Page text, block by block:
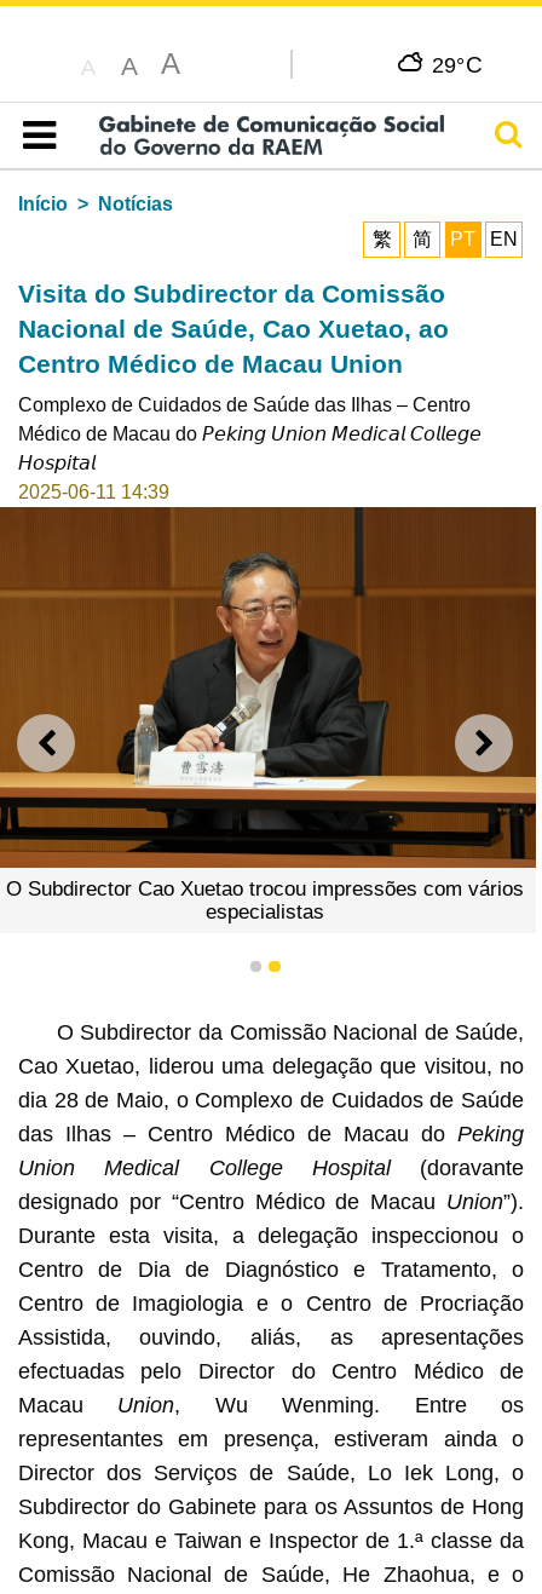
A A A 29°C
Índice
Início
Notícias
繁
简 PT EN
Visita do Subdirector da Comissão
Nacional de Saúde, Cao Xuetao, ao
Centro Médico de Macau Union
Complexo de Cuidados de Saúde das Ilhas – Centro
Médico de Macau do 𝘗𝘦𝘬𝘪𝘯𝘨 𝘜𝘯𝘪𝘰𝘯 𝘔𝘦𝘥𝘪𝘤𝘢𝘭 𝘊𝘰𝘭𝘭𝘦𝘨𝘦
𝘏𝘰𝘴𝘱𝘪𝘵𝘢𝘭
2025-06-11 14:39
ANTERIOR
O Subdirector Cao Xuetao trocou impressões com vários
especialistas
1 2
O Subdirector da Comissão Nacional de Saúde,
Cao Xuetao, liderou uma delegação que visitou, no
dia 28 de Maio, o Complexo de Cuidados de Saúde
das Ilhas – Centro Médico de Macau doPeking
Union Medical College Hospital(doravante
designado por “Centro Médico de Macau Union”).
Durante esta visita, a delegação inspeccionou o
Centro de Dia de Diagnóstico e Tratamento, o
Centro de Imagiologia e o Centro de Procriação
Assistida, ouvindo, aliás, as apresentações
efectuadas pelo Director do Centro Médico de
Macau Union, Wu Wenming. Entre os
representantes em presença, estiveram ainda o
Director dos Serviços de Saúde, Lo Iek Long, o
Subdirector do Gabinete para os Assuntos de Hong
Kong, Macau e Taiwan e Inspector de 1.ª classe da
Comissão Nacional de Saúde, He Zhaohua, e o